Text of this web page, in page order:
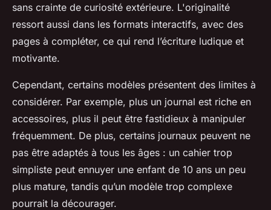
sans crainte de curiosité extérieure. L'originalité
ressort aussi dans les formats interactifs, avec des
pages à compléter, ce qui rend l’écriture ludique et
motivante.
Cependant, certains modèles présentent des limites à
considérer. Par exemple, plus un journal est riche en
accessoires, plus il peut être fastidieux à manipuler
fréquemment. De plus, certains journaux peuvent ne
pas être adaptés à tous les âges : un cahier trop
simpliste peut ennuyer une enfant de 10 ans un peu
plus mature, tandis qu’un modèle trop complexe
pourrait la décourager.